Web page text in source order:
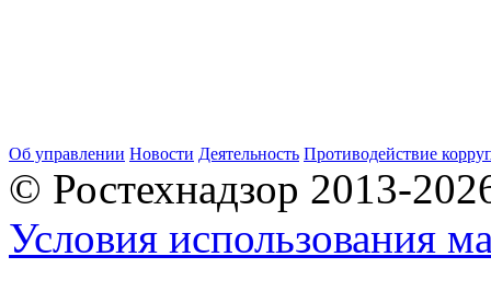
Об управлении Новости Деятельность Противодействие
© Ростехнадзор 2013-
Условия использования